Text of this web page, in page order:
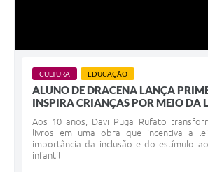
CULTURA EDUCAÇÃO
ALUNO DE DRACENA LANÇA
INSPIRA CRIANÇAS POR MEIO DA
Aos 10 anos, Davi Puga Rufato
livros em uma obra que incentiva a
importância da inclusão e do estímulo
infantil